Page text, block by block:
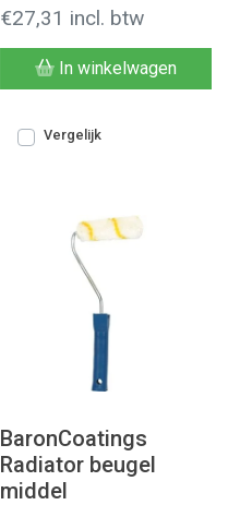
€27,31 incl. btw
In winkelwagen
Vergelijk
BaronCoatings
Radiator beugel
middel